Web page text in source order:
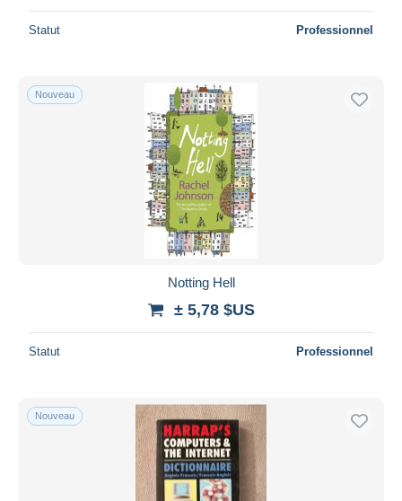
Statut Professionnel
Nouveau
Notting Hell
± 5,78 $US
Statut Professionnel
Nouveau